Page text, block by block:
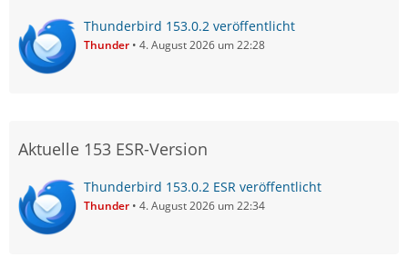
Thunderbird 153.0.2 veröffentlicht
Thunder 4. August 2026 um 22:28
Aktuelle 153 ESR-Version
Thunderbird 153.0.2 ESR veröffentlicht
Thunder 4. August 2026 um 22:34